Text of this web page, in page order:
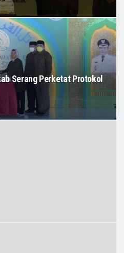
Serang Perketat Protokol